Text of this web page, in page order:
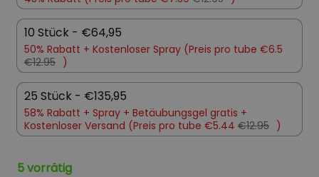
10 Stück - €64,95
50% Rabatt + Kostenloser Spray (Preis pro tube €6.5
€12.95 )
25 Stück - €135,95
58% Rabatt + Spray + Betäubungsgel gratis +
Kostenloser Versand (Preis pro tube €5.44 €12.95 )
5 vorrätig